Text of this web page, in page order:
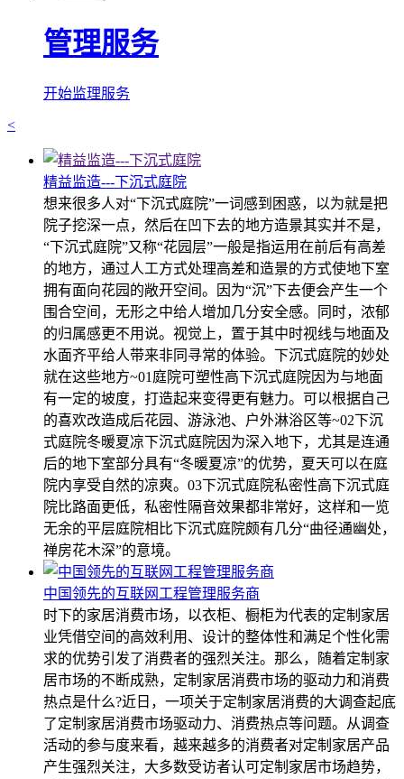
管理服务
开始监理服务
<
精益监造---下沉式庭院
想来很多人对“下沉式庭院”一词感到困惑，以为就是把
院子挖深一点，然后在凹下去的地方造景其实并不是，
“下沉式庭院”又称“花园层”一般是指运用在前后有高差
的地方，通过人工方式处理高差和造景的方式使地下室
拥有面向花园的敞开空间。因为“沉”下去便会产生一个
围合空间，无形之中给人增加几分安全感。同时，浓郁
的归属感更不用说。视觉上，置于其中时视线与地面及
水面齐平给人带来非同寻常的体验。下沉式庭院的妙处
就在这些地方~01庭院可塑性高下沉式庭院因为与地面
有一定的坡度，打造起来变得更有魅力。可以根据自己
的喜欢改造成后花园、游泳池、户外淋浴区等~02下沉
式庭院冬暖夏凉下沉式庭院因为深入地下，尤其是连通
后的地下室部分具有“冬暖夏凉”的优势，夏天可以在庭
院内享受自然的凉爽。03下沉式庭院私密性高下沉式庭
院比路面更低，私密性隔音效果都非常好，这样和一览
无余的平层庭院相比下沉式庭院颇有几分“曲径通幽处，
禅房花木深”的意境。
中国领先的互联网工程管理服务商
时下的家居消费市场，以衣柜、橱柜为代表的定制家居
业凭借空间的高效利用、设计的整体性和满足个性化需
求的优势引发了消费者的强烈关注。那么，随着定制家
居市场的不断成熟，定制家居消费市场的驱动力和消费
热点是什么?近日，一项关于定制家居消费的大调查起底
了定制家居消费市场驱动力、消费热点等问题。从调查
活动的参与度来看，越来越多的消费者对定制家居产品
产生强烈关注，大多数受访者认可定制家居市场趋势，